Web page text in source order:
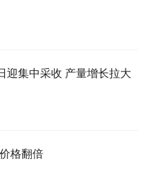
收 产量增长拉大
格翻倍